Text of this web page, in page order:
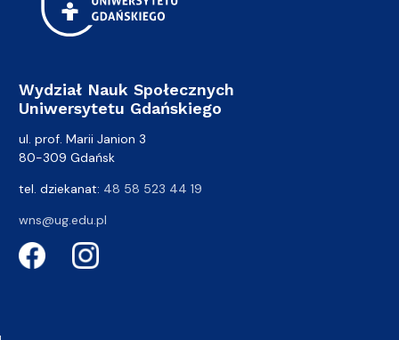
Wydział Nauk Społecznych
Uniwersytetu Gdańskiego
ul. prof. Marii Janion 3
80-309 Gdańsk
tel. dziekanat: 48 58 523 44 19
wns@ug.edu.pl